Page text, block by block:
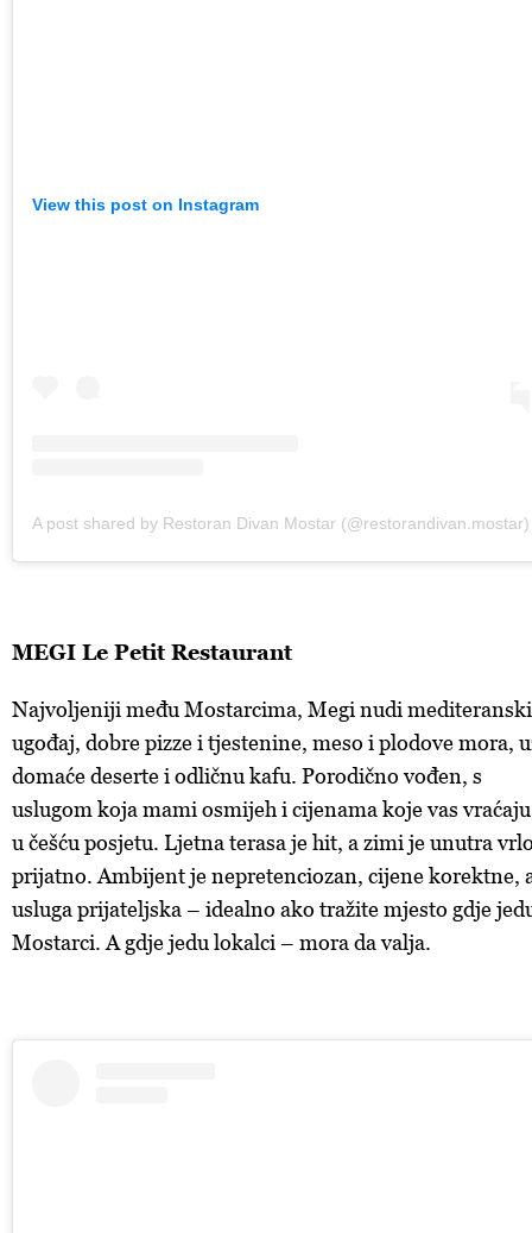
View this post on Instagram
A post shared by Restoran Divan Mostar (@restorandivan.mostar)
MEGI Le Petit Restaurant
Najvoljeniji među Mostarcima, Megi nudi mediteranski
ugođaj, dobre pizze i tjestenine, meso i plodove mora,
domaće deserte i odličnu kafu. Porodično vođen, s
uslugom koja mami osmijeh i cijenama koje vas vraćaju
u češću posjetu. Ljetna terasa je hit, a zimi je unutra
prijatno. Ambijent je nepretenciozan, cijene korektne,
usluga prijateljska – idealno ako tražite mjesto gdje
Mostarci. A gdje jedu lokalci – mora da valja.